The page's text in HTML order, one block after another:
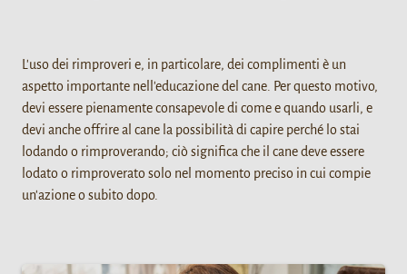
L'uso dei rimproveri e, in particolare, dei complimenti è un
aspetto importante nell'educazione del cane. Per questo motivo,
devi essere pienamente consapevole di come e quando usarli, e
devi anche offrire al cane la possibilità di capire perché lo stai
lodando o rimproverando; ciò significa che il cane deve essere
lodato o rimproverato solo nel momento preciso in cui compie
un'azione o subito dopo.